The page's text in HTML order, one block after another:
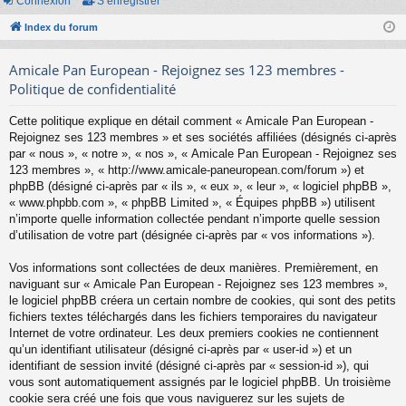
u
s
sit nr
r
Index du forum
Amicale Pan European - Rejoignez ses 123 membres -
Politique de confidentialité
Cette politique explique en détail comment « Amicale Pan European -
Rejoignez ses 123 membres » et ses sociétés affiliées (désignés ci-après
par « nous », « notre », « nos », « Amicale Pan European - Rejoignez ses
123 membres », « http://www.amicale-paneuropean.com/forum ») et
phpBB (désigné ci-après par « ils », « eux », « leur », « logiciel phpBB »,
« www.phpbb.com », « phpBB Limited », « Équipes phpBB ») utilisent
n’importe quelle information collectée pendant n’importe quelle session
d’utilisation de votre part (désignée ci-après par « vos informations »).
Vos informations sont collectées de deux manières. Premièrement, en
naviguant sur « Amicale Pan European - Rejoignez ses 123 membres »,
le logiciel phpBB créera un certain nombre de cookies, qui sont des petits
fichiers textes téléchargés dans les fichiers temporaires du navigateur
Internet de votre ordinateur. Les deux premiers cookies ne contiennent
qu’un identifiant utilisateur (désigné ci-après par « user-id ») et un
identifiant de session invité (désigné ci-après par « session-id »), qui
vous sont automatiquement assignés par le logiciel phpBB. Un troisième
cookie sera créé une fois que vous naviguerez sur les sujets de